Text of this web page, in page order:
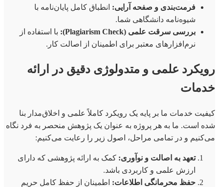
فرمت‌بندی و صفحه آرایی: انطباق کامل پایان‌نامه با
شیوه‌نامه دانشگاهی شما.
بررسی سرقت علمی (Plagiarism Check):
با استفاده از
نرم‌افزارهای معتبر برای اطمینان از اصالت کار.
رویکرد علمی و متدولوژی دقیق در ارائه
خدمات
کیفیت خدمات ما بر پایه یک رویکرد کاملاً علمی و اخلاق‌مدار بنا
شده است. ما به هر پروژه به عنوان یک پژوهش منحصر به فرد نگاه
می‌کنیم و در تمامی مراحل، اصول زیر را رعایت می‌کنیم:
تعهد به اصالت و نوآوری: کمک به ارائه پژوهشی که دارای
ارزش علمی و کاربردی باشد.
حفظ محرمانگی اطلاعات: اطمینان از حفظ کامل حریم